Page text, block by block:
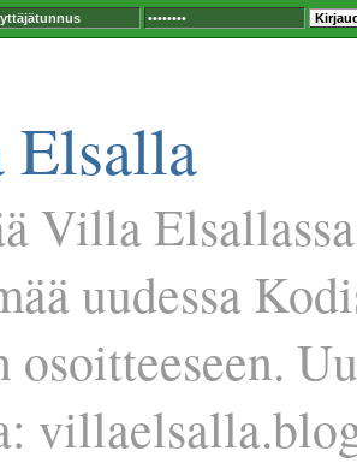
Villa
uudessa
osoitteeseen.